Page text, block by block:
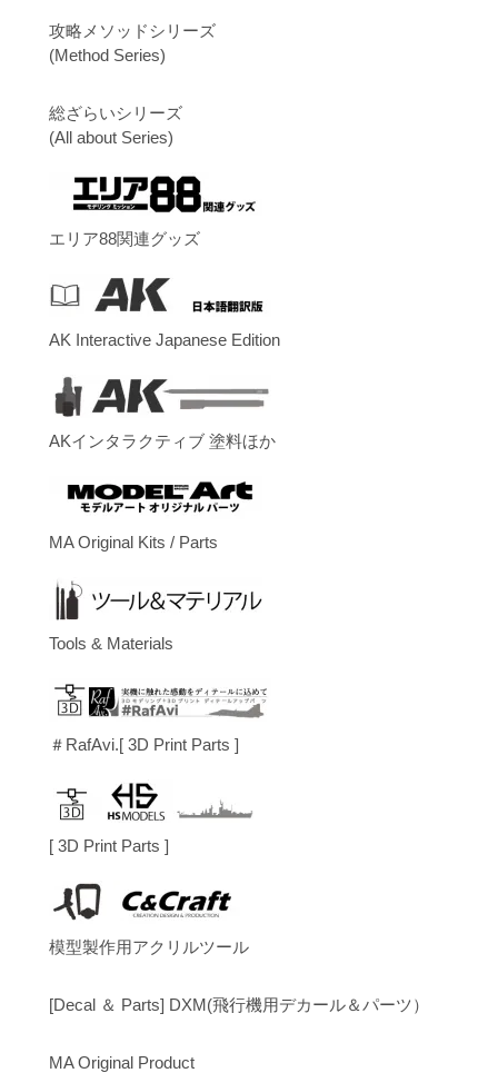
攻略メソッドシリーズ
(Method Series)
総ざらいシリーズ
(All about Series)
エリア88関連グッズ
AK Interactive Japanese Edition
AKインタラクティブ 塗料ほか
MA Original Kits / Parts
Tools & Materials
＃RafAvi.[ 3D Print Parts ]
[ 3D Print Parts ]
模型製作用アクリルツール
[Decal ＆ Parts] DXM(飛行機用デカール＆パーツ）
MA Original Product